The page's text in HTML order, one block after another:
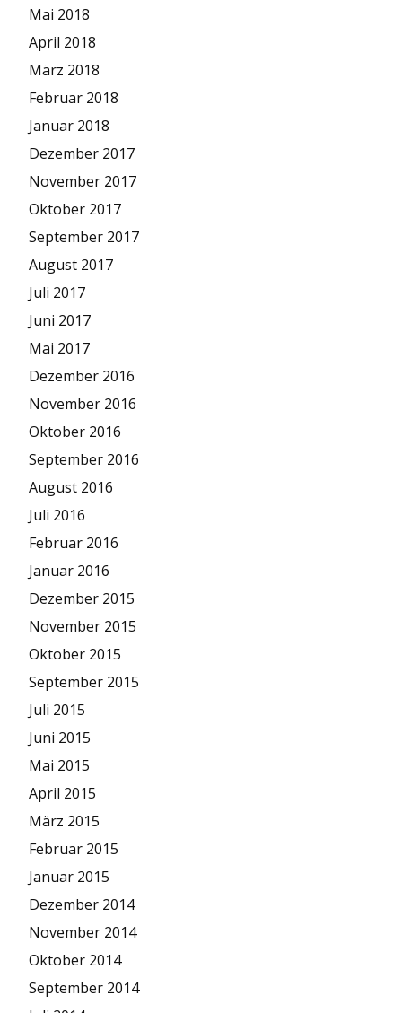
Mai 2018
April 2018
März 2018
Februar 2018
Januar 2018
Dezember 2017
November 2017
Oktober 2017
September 2017
August 2017
Juli 2017
Juni 2017
Mai 2017
Dezember 2016
November 2016
Oktober 2016
September 2016
August 2016
Juli 2016
Februar 2016
Januar 2016
Dezember 2015
November 2015
Oktober 2015
September 2015
Juli 2015
Juni 2015
Mai 2015
April 2015
März 2015
Februar 2015
Januar 2015
Dezember 2014
November 2014
Oktober 2014
September 2014